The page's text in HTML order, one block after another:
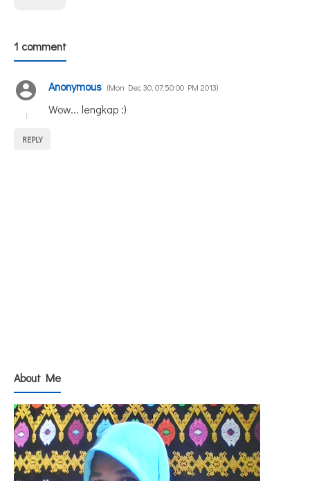
1 comment
Anonymous Mon Dec 30, 07:50:00 PM 2013
Wow... lengkap :)
REPLY
About Me